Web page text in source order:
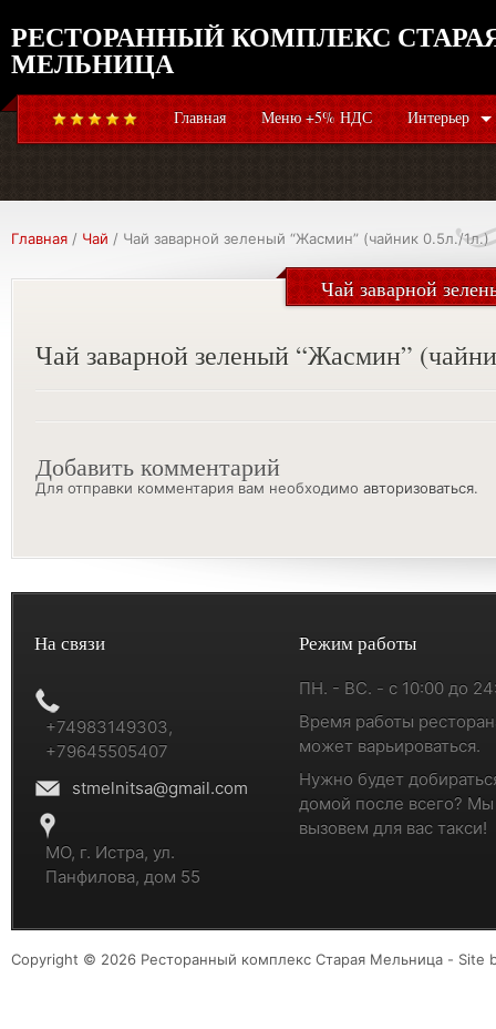
Главная Меню +5% НДС Интерьер
РЕСТОРАННЫЙ КОМПЛЕКС
МЕЛЬНИЦА
Главная / Чай / Чай заварной зеленый “Жасмин” (чайник 0.5л./1л.)
Чай заварной
Чай заварной зеленый “Жасмин”
Добавить комментарий
Для отправки комментария вам необходимо авторизоваться.
На связи
+74983149303,
+79645505407
stmelnitsa@gmail.com
МО, г. Истра, ул.
Панфилова, дом 55
Режим работы
ПН. - ВС. - с 10:00 до
Время работы
может варьироваться.
Нужно будет
домой после всего? Мы
вызовем для вас такси!
Copyright © 2026 Ресторанный комплекс Старая Мельница - Site